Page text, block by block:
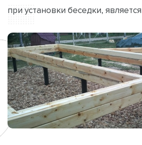
при установки беседки,